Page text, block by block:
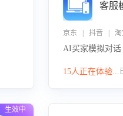
客服
京东 | 抖音 | 淘
AI买家模拟对话
15人正在体验...
生效中